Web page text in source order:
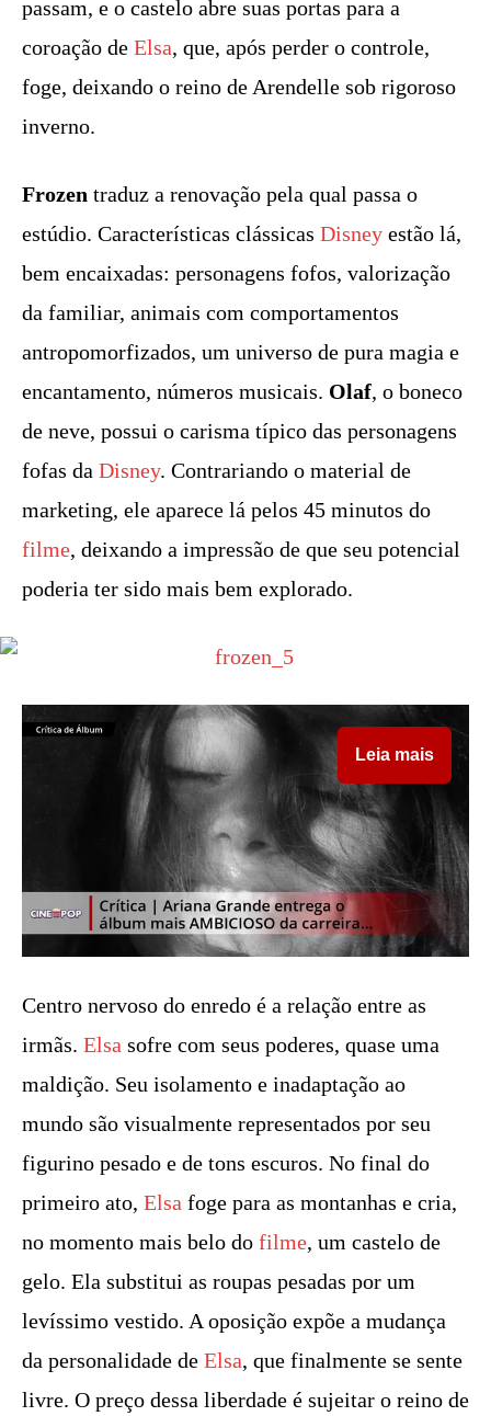
passam, e o castelo abre suas portas para a
coroação de Elsa, que, após perder o controle,
foge, deixando o reino de Arendelle sob rigoroso
inverno.
Frozen traduz a renovação pela qual passa o
estúdio. Características clássicas Disney estão lá,
bem encaixadas: personagens fofos, valorização
da familiar, animais com comportamentos
antropomorfizados, um universo de pura magia e
encantamento, números musicais. Olaf, o boneco
de neve, possui o carisma típico das personagens
fofas da Disney. Contrariando o material de
marketing, ele aparece lá pelos 45 minutos do
filme, deixando a impressão de que seu potencial
poderia ter sido mais bem explorado.
Leia mais
Centro nervoso do enredo é a relação entre as
irmãs. Elsa sofre com seus poderes, quase uma
maldição. Seu isolamento e inadaptação ao
mundo são visualmente representados por seu
figurino pesado e de tons escuros. No final do
primeiro ato, Elsa foge para as montanhas e cria,
no momento mais belo do filme, um castelo de
gelo. Ela substitui as roupas pesadas por um
levíssimo vestido. A oposição expõe a mudança
da personalidade de Elsa, que finalmente se sente
livre. O preço dessa liberdade é sujeitar o reino de